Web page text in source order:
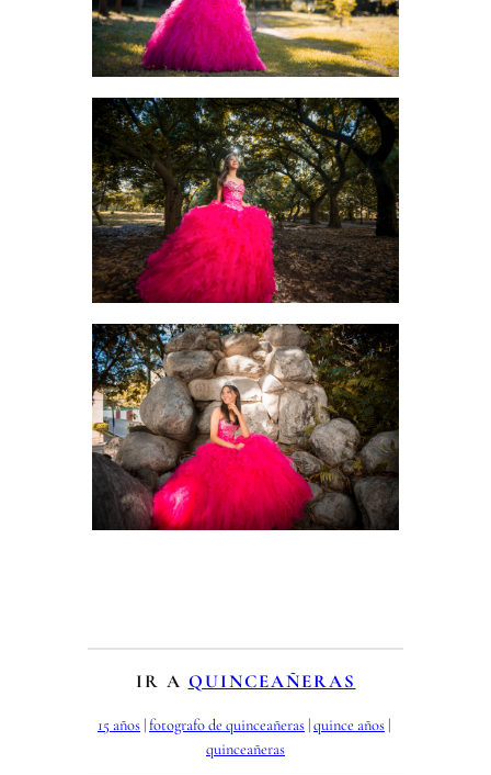
IR A QUINCEAÑERAS
15 años | fotografo de quinceañeras | quince años
quinceañeras